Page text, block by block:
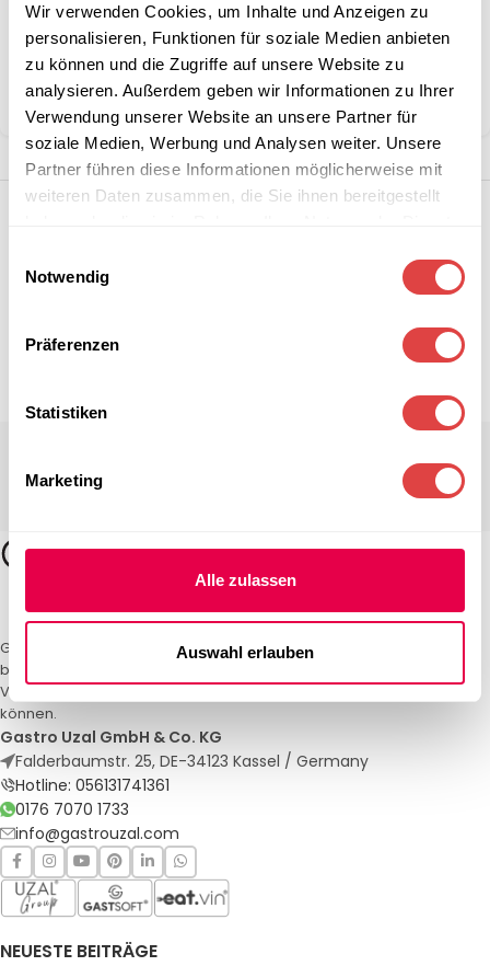
Wir verwenden Cookies, um Inhalte und Anzeigen zu
personalisieren, Funktionen für soziale Medien anbieten
zu können und die Zugriffe auf unsere Website zu
analysieren. Außerdem geben wir Informationen zu Ihrer
Verwendung unserer Website an unsere Partner für
soziale Medien, Werbung und Analysen weiter. Unsere
Partner führen diese Informationen möglicherweise mit
weiteren Daten zusammen, die Sie ihnen bereitgestellt
Notwendig
Präferenzen
Statistiken
Marketing
Alle zulassen
Auswahl erlauben
Artikelnummer:OscarCanyon
Kategorie: Steh- & Bistrotische
Marke:Gastro Uzal
Teilen:
Gastro Uzal – Ihr Spezialist für Gastronomiemöbel und -textilien. Wir
bieten maßgeschneiderte Lösungen für Restaurants, Hotels und
Veranstaltungen. Qualität und Service, auf die Sie sich verlassen
können.
Gastro Uzal GmbH & Co. KG
Falderbaumstr. 25, DE-34123 Kassel / Germany
Hotline: 056131741361
0176 7070 1733
info@gastrouzal.com
NEUESTE BEITRÄGE